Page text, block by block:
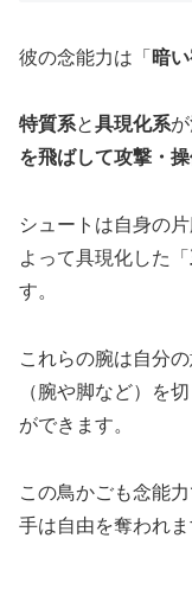
彼の念能力は「 暗
特質系と具現化系が
を飛ばして攻撃・
シュートは自身の
よって具現化した「
す。
これらの腕は自分
（腕や脚など）を
ができます。
この鳥かごも念能
手は自由を奪われま